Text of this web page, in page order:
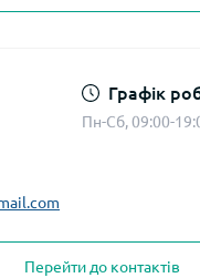
Графік
Пн-Сб, 09:00-
Перейти до контактів